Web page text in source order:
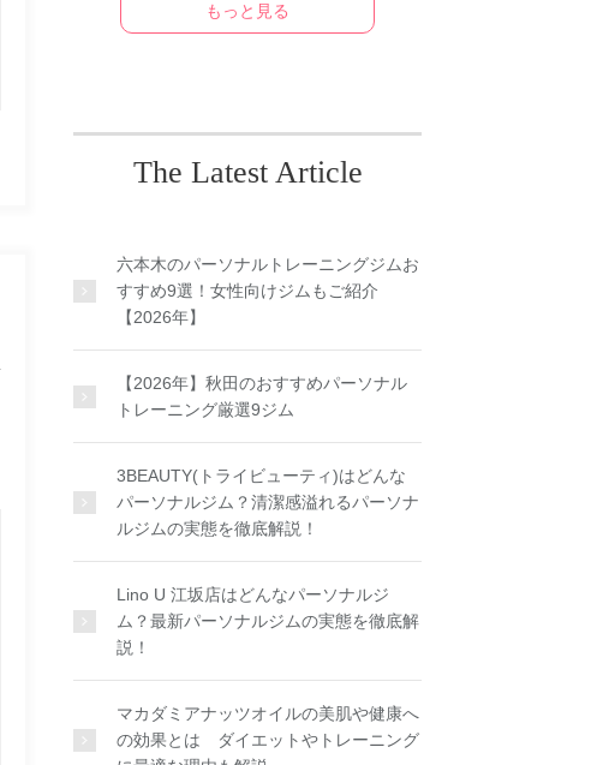
もっと見る
The Latest Article
六本木のパーソナルトレーニングジムお
すすめ9選！女性向けジムもご紹介
【2026年】
【2026年】秋田のおすすめパーソナル
トレーニング厳選9ジム
3BEAUTY(トライビューティ)はどんな
パーソナルジム？清潔感溢れるパーソナ
ルジムの実態を徹底解説！
Lino U 江坂店はどんなパーソナルジ
ム？最新パーソナルジムの実態を徹底解
説！
マカダミアナッツオイルの美肌や健康へ
の効果とは ダイエットやトレーニング